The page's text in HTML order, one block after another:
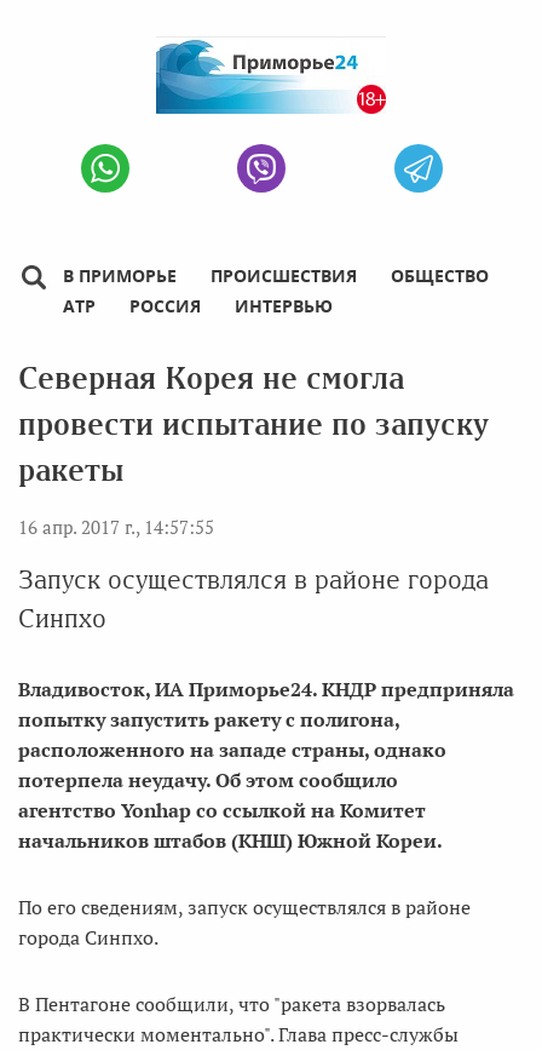
В ПРИМОРЬЕ ПРОИСШЕСТВИЯ
ОБЩЕСТВО
АТР
РОССИЯ ИНТЕРВЬЮ
Северная Корея не смогла
провести испытание по запуску
ракеты
16 апр. 2017 г., 14:57:55
Запуск осуществлялся в районе города
Синпхо
Владивосток, ИА Приморье24. КНДР предприняла
попытку запустить ракету с полигона,
расположенного на западе страны, однако
потерпела неудачу. Об этом сообщило
агентство Yonhap со ссылкой на Комитет
начальников штабов (КНШ) Южной Кореи.
По его сведениям, запуск осуществлялся в районе
города Синпхо.
В Пентагоне сообщили, что "ракета взорвалась
практически моментально". Глава пресс-службы